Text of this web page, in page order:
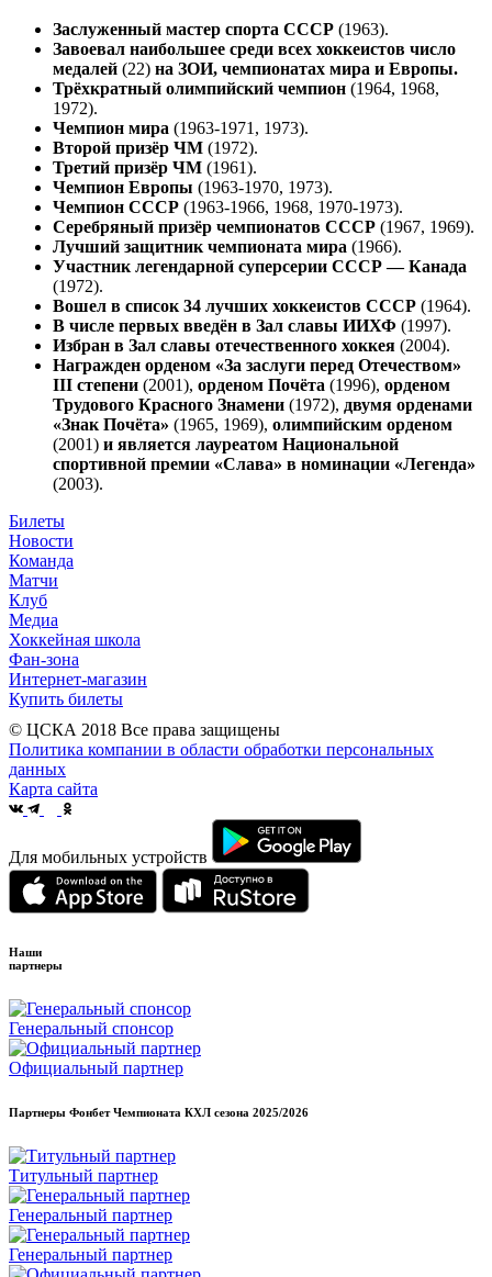
Заслуженный мастер спорта СССР (1963).
Завоевал наибольшее среди всех хоккеистов число
медалей (22) на ЗОИ, чемпионатах мира и Европы.
Трёхкратный олимпийский чемпион (1964, 1968,
1972).
Чемпион мира (1963-1971, 1973).
Второй призёр ЧМ (1972).
Третий призёр ЧМ (1961).
Чемпион Европы (1963-1970, 1973).
Чемпион СССР (1963-1966, 1968, 1970-1973).
Серебряный призёр чемпионатов СССР (1967, 1969).
Лучший защитник чемпионата мира (1966).
Участник легендарной суперсерии СССР — Канада
(1972).
Вошел в список 34 лучших хоккеистов СССР (1964).
В числе первых введён в Зал славы ИИХФ (1997).
Избран в Зал славы отечественного хоккея (2004).
Награжден орденом «За заслуги перед Отечеством»
III степени (2001), орденом Почёта (1996), орденом
Трудового Красного Знамени (1972), двумя орденами
«Знак Почёта» (1965, 1969), олимпийским орденом
(2001) и является лауреатом Национальной
спортивной премии «Слава» в номинации «Легенда»
(2003).
Билеты
Новости
Команда
Матчи
Клуб
Медиа
Хоккейная школа
Фан-зона
Интернет-магазин
Купить билеты
© ЦСКА 2018 Все права защищены
Политика компании в области обработки персональных
данных
Карта сайта
Для мобильных устройств
Наши
партнеры
Генеральный спонсор
Официальный партнер
Партнеры Фонбет Чемпионата КХЛ сезона 2025/2026
Титульный партнер
Генеральный партнер
Генеральный партнер